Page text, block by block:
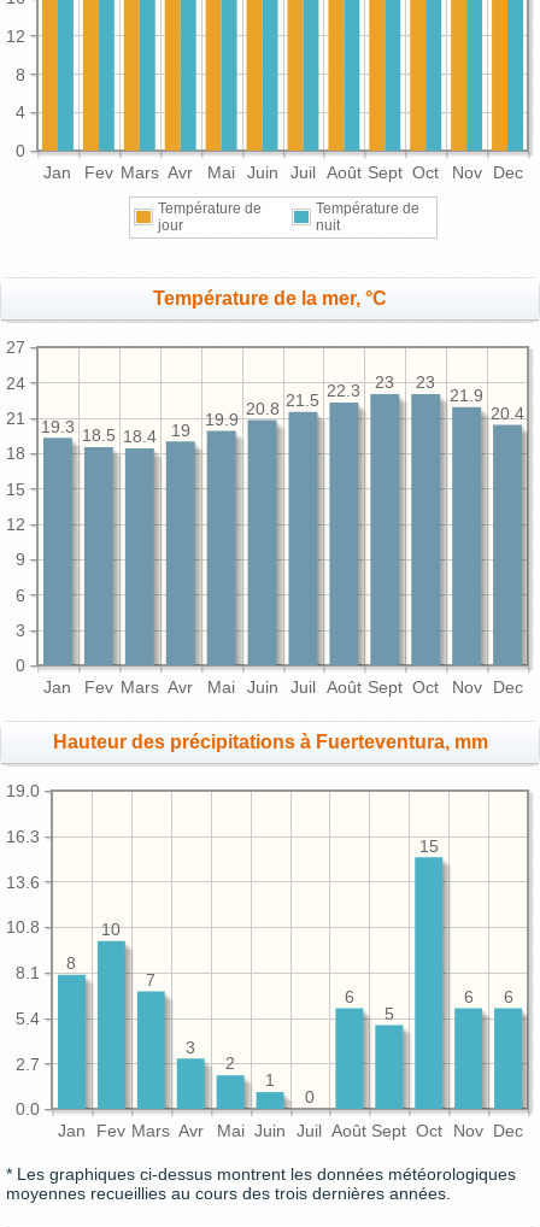
Jan Fev Mars Avr Mai Juin Juil Août Sept Oct Nov Dec
0
4
8
12
Température de
jour
Température de
nuit
Température de la mer, °C
Jan Fev Mars Avr Mai Juin Juil Août Sept Oct Nov Dec
0
3
6
9
12
15
18
21
24
27
20.4
21.9
23
23
22.3
21.5
20.8
19.9
19
18.4
18.5
19.3
Hauteur des précipitations à Fuerteventura, mm
Jan Fev Mars Avr Mai Juin Juil Août Sept Oct Nov Dec
0.0
2.7
5.4
8.1
10.8
13.6
16.3
19.0
6
6
15
5
6
0
1
2
3
7
10
8
* Les graphiques ci-dessus montrent les données météorologiques
moyennes recueillies au cours des trois dernières années.